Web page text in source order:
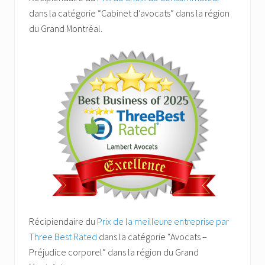
dans la catégorie “Cabinet d’avocats” dans la région
du Grand Montréal.
Récipiendaire du Prix de la meilleure entreprise par
Three Best Rated dans la catégorie “Avocats –
Préjudice corporel” dans la région du Grand